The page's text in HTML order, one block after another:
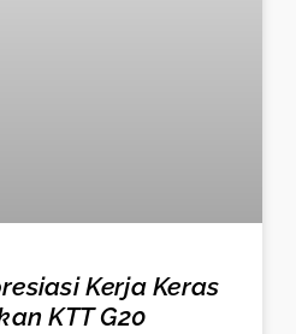
Kerja Keras
KTT G20